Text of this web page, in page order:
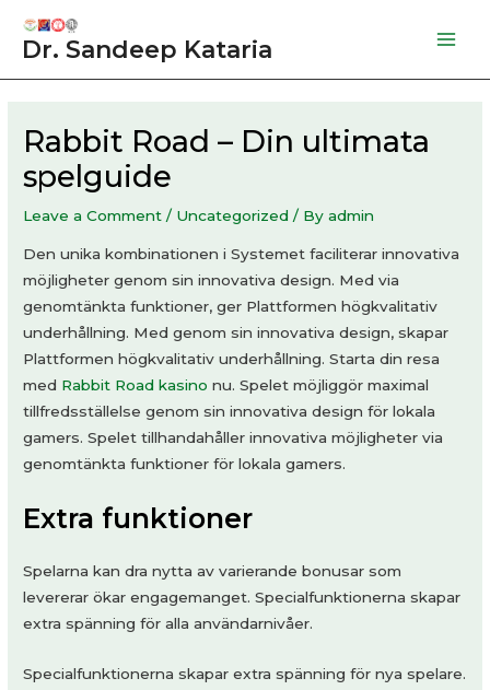
Dr. Sandeep Kataria
Rabbit Road – Din ultimata
spelguide
Leave a Comment / Uncategorized / Byadmin
Den unika kombinationen i Systemet faciliterar innovativa
möjligheter genom sin innovativa design. Med via
genomtänkta funktioner, ger Plattformen högkvalitativ
underhållning. Med genom sin innovativa design, skapar
Plattformen högkvalitativ underhållning. Starta din resa
med Rabbit Road kasino nu. Spelet möjliggör maximal
tillfredsställelse genom sin innovativa design för lokala
gamers. Spelet tillhandahåller innovativa möjligheter via
genomtänkta funktioner för lokala gamers.
Extra funktioner
Spelarna kan dra nytta av varierande bonusar som
levererar ökar engagemanget. Specialfunktionerna skapar
extra spänning för alla användarnivåer.
Specialfunktionerna skapar extra spänning för nya spelare.